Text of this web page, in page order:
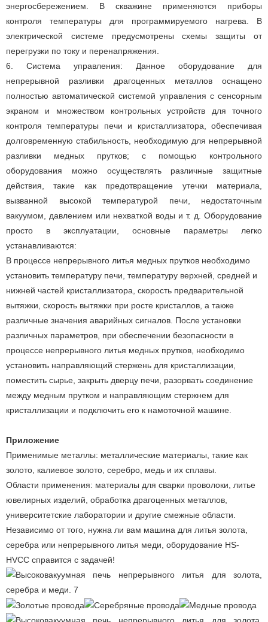
энергосбережением. В скважине применяются приборы
контроля температуры для программируемого нагрева. В
электрической системе предусмотрены схемы защиты от
перегрузки по току и перенапряжения.
6. Система управления: Данное оборудование для
непрерывной разливки драгоценных металлов оснащено
полностью автоматической системой управления с сенсорным
экраном и множеством контрольных устройств для точного
контроля температуры печи и кристаллизатора, обеспечивая
долговременную стабильность, необходимую для непрерывной
разливки медных прутков; с помощью контрольного
оборудования можно осуществлять различные защитные
действия, такие как предотвращение утечки материала,
вызванной высокой температурой печи, недостаточным
вакуумом, давлением или нехваткой воды и т. д. Оборудование
просто в эксплуатации, основные параметры легко
устанавливаются:
В процессе непрерывного литья медных прутков необходимо
установить температуру печи, температуру верхней, средней и
нижней частей кристаллизатора, скорость предварительной
вытяжки, скорость вытяжки при росте кристаллов, а также
различные значения аварийных сигналов. После установки
различных параметров, при обеспечении безопасности в
процессе непрерывного литья медных прутков, необходимо
установить направляющий стержень для кристаллизации,
поместить сырье, закрыть дверцу печи, разорвать соединение
между медным прутком и направляющим стержнем для
кристаллизации и подключить его к намоточной машине.
Приложение
Применимые металлы: металлические материалы, такие как
золото, калиевое золото, серебро, медь и их сплавы.
Области применения: материалы для сварки проволоки, литье
ювелирных изделий, обработка драгоценных металлов,
университетские лаборатории и другие смежные области.
Независимо от того, нужна ли вам машина для литья золота,
серебра или непрерывного литья меди, оборудование HS-
HVCC справится с задачей!